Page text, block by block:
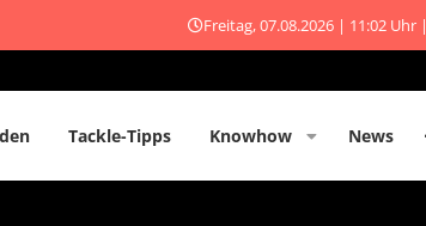
Freitag, 07.08.2026 | 11:02 Uhr |
Tackle-Tipps Knowhow News